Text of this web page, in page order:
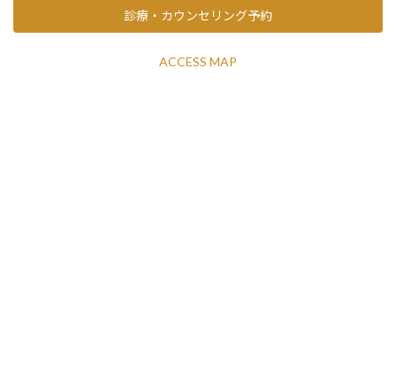
診療・カウンセリング予約
ACCESS MAP